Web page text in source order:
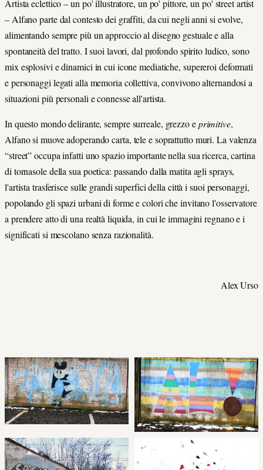
Artista eclettico – un po' illustratore, un po' pittore, un po' street artist
– Alfano parte dal contesto dei graffiti, da cui negli anni si evolve,
alimentando sempre più un approccio al disegno gestuale e alla
spontaneità del tratto. I suoi lavori, dal profondo spirito ludico, sono
mix esplosivi e dinamici in cui icone mediatiche, supereroi deformati
e personaggi legati alla memoria collettiva, convivono alternandosi a
situazioni più personali e connesse all'artista.
In questo mondo delirante, sempre surreale, grezzo eprimitive,
Alfano si muove adoperando carta, tele e soprattutto muri. La valenza
“street” occupa infatti uno spazio importante nella sua ricerca, cartina
di tornasole della sua poetica: passando dalla matita agli sprays,
l'artista trasferisce sulle grandi superfici della città i suoi personaggi,
popolando gli spazi urbani di forme e colori che invitano l'osservatore
a prendere atto di una realtà liquida, in cui le immagini regnano e i
significati si mescolano senza razionalità.
Alex Urso